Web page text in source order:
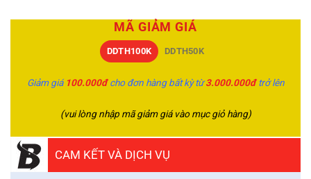
MÃ GIẢM GIÁ
DDTH100K DDTH50K
Giảm giá 100.000đcho đơn hàng bất kỳ từ3.000.000đ trở lên
(vui lòng nhập mã giảm giá vào mục giỏ hàng)
CAM KẾT VÀ DỊCH VỤ